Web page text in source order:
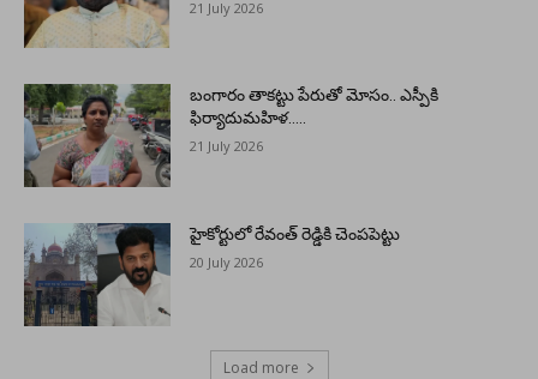
21 July 2026
బంగారం తాకట్టు పేరుతో మోసం.. ఎస్పీకి
ఫిర్యాదుమహిళ…..
21 July 2026
హైకోర్టులో రేవంత్ రెడ్డికి చెంపపెట్టు
20 July 2026
Load more